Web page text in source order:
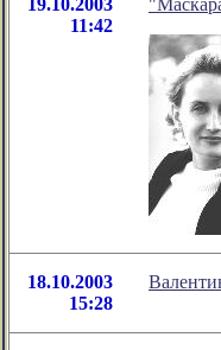
19.10.2003
11:42
18.10.2003
15:28